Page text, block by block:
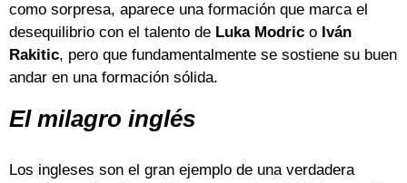
como sorpresa, aparece una formación que marca el
desequilibrio con el talento de Luka Modric o Iván
Rakitic, pero que fundamentalmente se sostiene su buen
andar en una formación sólida.
El milagro inglés
Los ingleses son el gran ejemplo de una verdadera